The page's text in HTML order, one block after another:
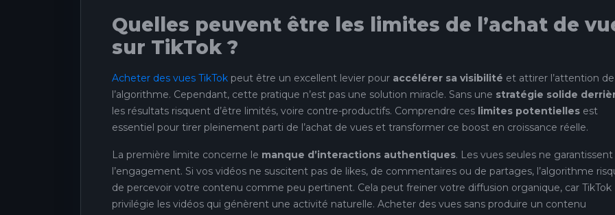
Quelles peuvent être les limites de l’achat de
sur TikTok ?
Acheter des vues TikTok peut être un excellent levier pour accélérer sa visibilité et attirer l’attention de
l’algorithme. Cependant, cette pratique n’est pas une solution miracle. Sans une stratégie solide
les résultats risquent d’être limités, voire contre-productifs. Comprendre ces limites potentielles est
essentiel pour tirer pleinement parti de l’achat de vues et transformer ce boost en croissance réelle.
La première limite concerne le manque d’interactions authentiques. Les vues seules ne garantissent
l’engagement. Si vos vidéos ne suscitent pas de likes, de commentaires ou de partages, l’algorithme
de percevoir votre contenu comme peu pertinent. Cela peut freiner votre diffusion organique, car TikTok
privilégie les vidéos qui génèrent une activité naturelle. Acheter des vues sans produire un contenu